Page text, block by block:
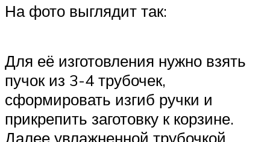
На фото выглядит так:
Для её изготовления нужно взять
пучок из 3-4 трубочек,
сформировать изгиб ручки и
прикрепить заготовку к корзине.
Далее увлажненной трубочкой